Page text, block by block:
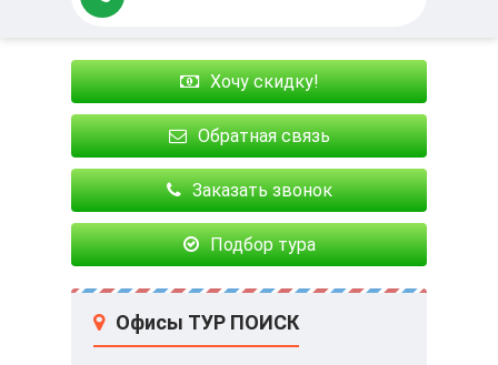
Хочу скидку!
Обратная связь
Заказать звонок
Подбор тура
Офисы ТУР ПОИСК